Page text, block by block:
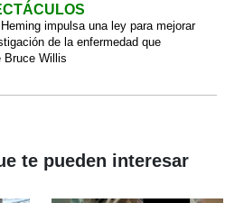
impulsa una ley para mejorar
de la enfermedad que
Bruce Willis
te pueden interesar